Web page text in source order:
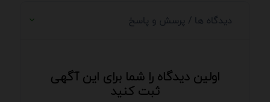
دیدگاه ها / پرسش و پاسخ
اولین دیدگاه را شما برای این آگهی
ثبت کنید